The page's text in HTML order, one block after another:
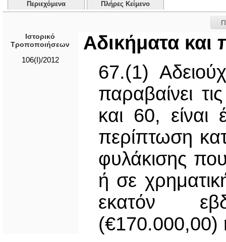
Περιεχόμενα Πλήρες Κείμενο
Ιστορικό
Τροποποιήσεων
106(I)/2012
Αδικήματα και
67.(1)
παραβαίνει
και 60, είναι
περίπτωση
φυλάκισης
ή σε
εκατόν
(€170.000,00)